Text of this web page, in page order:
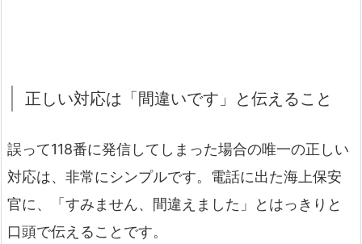
正しい対応は「間違いです」と伝えること
誤って118番に発信してしまった場合の唯一の正しい
対応は、非常にシンプルです。電話に出た海上保安
官に、「すみません、間違えました」とはっきりと
口頭で伝えることです。